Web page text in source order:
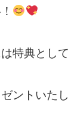
特典として
ントいたし